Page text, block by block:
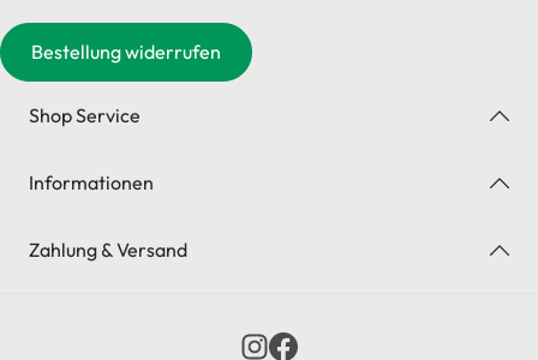
Bestellung widerrufen
Shop Service
Informationen
Zahlung & Versand